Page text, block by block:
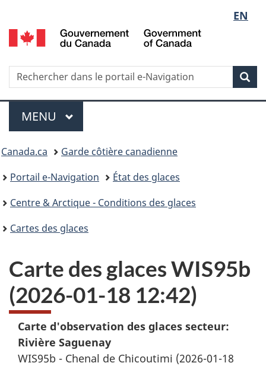
la
langue
EN
of
Recherche
Rechercher
dans
le
portail
Menu
MENU PRINCIPAL
Vous
êtes
ici
:
Canada.ca
Garde côtière canadienne
Portail e-Navigation
État des glaces
Centre & Arctique - Conditions des glaces
Cartes des glaces
Carte des glaces WIS95b
(2026-01-18 12:42)
Carte d'observation des glaces secteur:
Rivière Saguenay
WIS95b - Chenal de Chicoutimi (2026-01-18